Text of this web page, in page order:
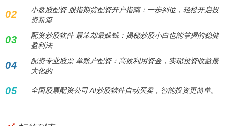
02
小盘股配资 股指期货配资开户指南：一步到位，轻松开启投
资新篇
03
配资炒股软件 最笨却最赚钱：揭秘炒股小白也能掌握的稳健
盈利法
04
配资专业股票 单账户配资：高效利用资金，实现投资收益最
大化的
05 全国股票配资公司 AI炒股软件自动买卖，智能投资更简单。